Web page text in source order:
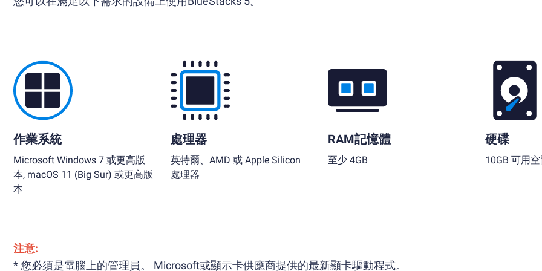
作業系統
Microsoft Windows 7 或更高版
本, macOS 11 (Big Sur) 或更高版
本
處理器
英特爾、AMD 或 Apple Silicon
處理器
RAM記憶體
至少 4GB
硬碟
10GB 可用
注意:
* 您必須是電腦上的管理員。 Microsoft或顯示卡供應商提供的最新顯卡驅動程式。